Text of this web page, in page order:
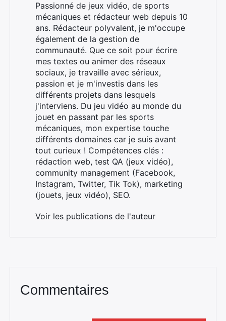
Passionné de jeux vidéo, de sports
mécaniques et rédacteur web depuis 10
ans. Rédacteur polyvalent, je m'occupe
également de la gestion de
communauté. Que ce soit pour écrire
mes textes ou animer des réseaux
sociaux, je travaille avec sérieux,
passion et je m'investis dans les
différents projets dans lesquels
j'interviens. Du jeu vidéo au monde du
jouet en passant par les sports
mécaniques, mon expertise touche
différents domaines car je suis avant
tout curieux ! Compétences clés :
rédaction web, test QA (jeux vidéo),
community management (Facebook,
Instagram, Twitter, Tik Tok), marketing
(jouets, jeux vidéo), SEO.
Voir les publications de l'auteur
Commentaires